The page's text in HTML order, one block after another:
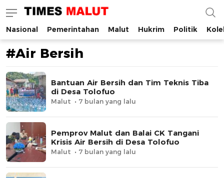
Times Malut
Berita Maluku Utara Terbaru
Nasional Pemerintahan Malut Hukrim Politik
#Air Bersih
Bantuan Air Bersih dan Tim Teknis Tiba
di Desa Tolofuo
Malut 7 bulan yang lalu
Pemprov Malut dan Balai CK Tangani
Krisis Air Bersih di Desa Tolofuo
Malut 7 bulan yang lalu